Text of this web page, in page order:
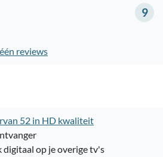
9
reviews
52 in HD kwaliteit
digitaal op je overige tv's